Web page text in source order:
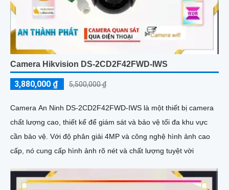
Camera Hikvision DS-2CD2F42FWD-IWS
3,880,000 ₫ 5,500,000 ₫
Camera An Ninh DS-2CD2F42FWD-IWS là một thiết bị camera
chất lượng cao, thiết kế để giám sát và bảo vệ tối đa khu vực
cần bảo vệ. Với độ phân giải 4MP và công nghệ hình ảnh cao
cấp, nó cung cấp hình ảnh rõ nét và chất lượng tuyệt vời